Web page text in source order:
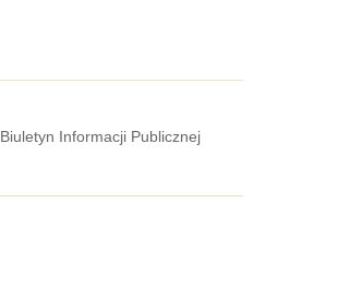
Biuletyn Informacji Publicznej